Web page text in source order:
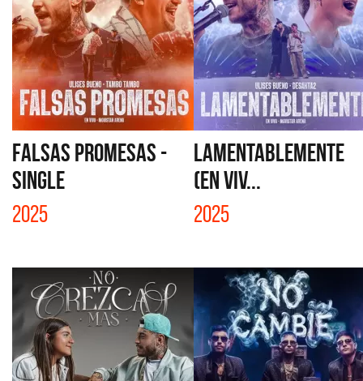
FALSAS PROMESAS -
SINGLE
2025
LAMENTABLEMENTE
(EN VIV...
2025